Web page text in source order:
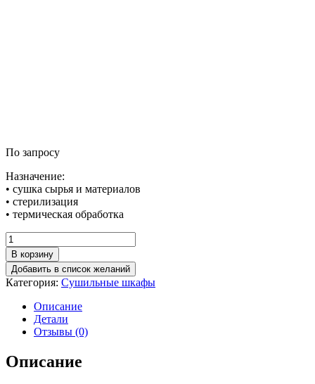
По запросу
Назначение:
• сушка сырья и материалов
• стерилизация
• термическая обработка
Количество
товара
Шкаф
сушильный
ШС
500.450
В корзину
Добавить в список желаний
Категория: Сушильные шкафы
Описание
Детали
Отзывы (0)
Описание